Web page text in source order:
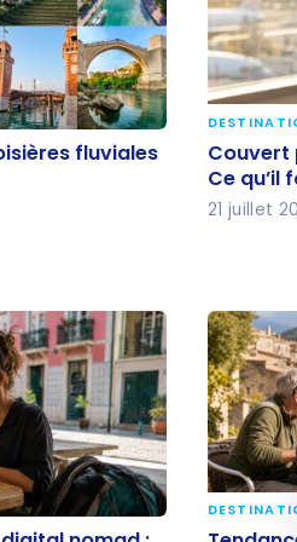
fluviales
crédit ?
de partir
Couvert
Ce
21 juillet
digital